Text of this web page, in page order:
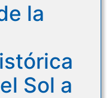
la
Sol a